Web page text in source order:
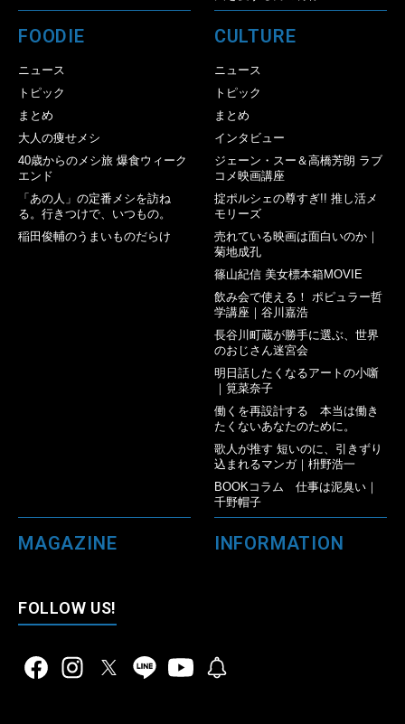
FOODIE
ニュース
トピック
まとめ
大人の痩せメシ
40歳からのメシ旅 爆食ウィーク
エンド
「あの人」の定番メシを訪ね
る。行きつけで、いつもの。
稲田俊輔のうまいものだらけ
CULTURE
ニュース
トピック
まとめ
インタビュー
ジェーン・スー＆高橋芳朗 ラブ
コメ映画講座
掟ポルシェの尊すぎ!! 推し活メ
モリーズ
売れている映画は面白いのか｜
菊地成孔
篠山紀信 美女標本箱MOVIE
飲み会で使える！ ポピュラー哲
学講座｜谷川嘉浩
長谷川町蔵が勝手に選ぶ、世界
のおじさん迷宮会
明日話したくなるアートの小噺
｜筧菜奈子
働くを再設計する 本当は働き
たくないあなたのために。
歌人が推す 短いのに、引きずり
込まれるマンガ｜枡野浩一
BOOKコラム 仕事は泥臭い｜
千野帽子
MAGAZINE INFORMATION
FOLLOW US!